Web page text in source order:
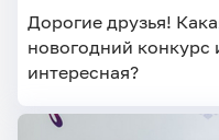
Дорогие друзья!
новогодний
интересная?